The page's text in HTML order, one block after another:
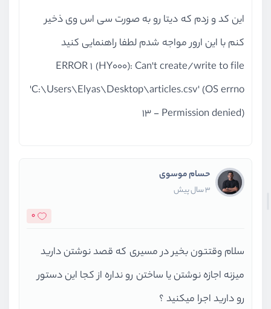
این کد و زدم که دیتا رو به صورت سی اس وی ذخیر
کنم با این ارور مواجه شدم لطفا راهنمایی کنید
ERROR 1 (HY000): Can't create/write to file
'C:\Users\Elyas\Desktop\articles.csv' (OS errno
13 - Permission denied)
حسام موسوی
3 سال پیش
0
سلام وقتتون بخیر در مسیری که قصد نوشتن دارید
میزنه اجازه نوشتن یا ساختن رو نداره از کجا این دستور
رو دارید اجرا میکنید ؟